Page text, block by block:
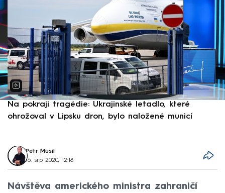
Na pokraji tragédie: Ukrajinské letadlo, které
ohrožoval v Lipsku dron, bylo naložené municí
Petr Musil
16. srp 2020, 12:18
Návštěva amerického ministra zahraničí